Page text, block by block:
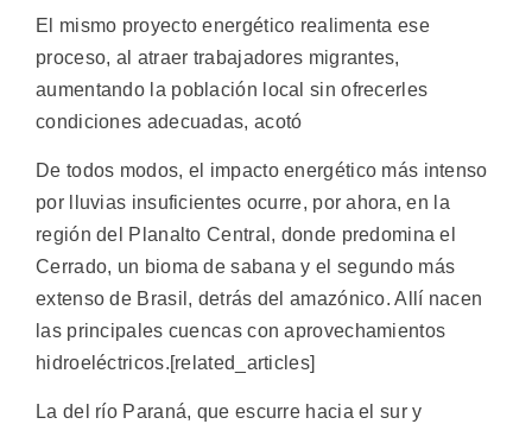
El mismo proyecto energético realimenta ese
proceso, al atraer trabajadores migrantes,
aumentando la población local sin ofrecerles
condiciones adecuadas, acotó
De todos modos, el impacto energético más intenso
por lluvias insuficientes ocurre, por ahora, en la
región del Planalto Central, donde predomina el
Cerrado, un bioma de sabana y el segundo más
extenso de Brasil, detrás del amazónico. Allí nacen
las principales cuencas con aprovechamientos
hidroeléctricos.[related_articles]
La del río Paraná, que escurre hacia el sur y